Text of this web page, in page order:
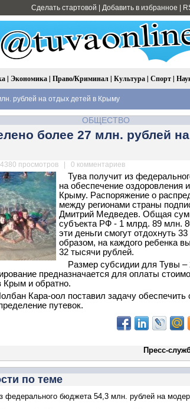
Сделать стартовой Добавить в избранное
| Экономика| Право/Криминал| Культура| Спорт|
рублей на отдых детей в Крыму
ОБЩЕСТВО
более 27 млн. рублей
просмотров | 0 комментариев
Тува получит из
на обеспечение оздоровления
Крыму. Распоряжение о
между регионами страны
Дмитрий Медведев. Общая
субъекта РФ - 1 млрд. 89 млн.
эти деньги смогут отдохнуть
образом, на каждого ребенка
32 тысячи рублей.
Размер субсидии для Тувы –
предназначается для оплаты
Крым и обратно.
Кара-оол поставил задачу обеспечить
путевок.
Пресс-
по теме
федерального бюджета 54,3 млн. рублей на